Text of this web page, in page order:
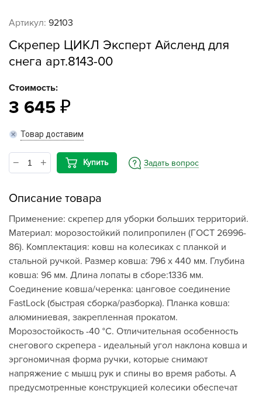
Артикул: 92103
Скрепер ЦИКЛ Эксперт Айсленд для
снега арт.8143-00
Стоимость:
3 645
Товар доставим
Купить Задать вопрос
Описание товара
Применение: скрепер для уборки больших территорий.
Материал: морозостойкий полипропилен (ГОСТ 26996-
86). Комплектация: ковш на колесиках с планкой и
стальной ручкой. Размер ковша: 796 х 440 мм. Глубина
ковша: 96 мм. Длина лопаты в сборе:1336 мм.
Соединение ковша/черенка: цанговое соединение
FastLock (быстрая сборка/разборка). Планка ковша:
алюминиевая, закрепленная прокатом.
Морозостойкость -40 °C. Отличительная особенность
снегового скрепера - идеальный угол наклона ковша и
эргономичная форма ручки, которые снимают
напряжение с мышц рук и спины во время работы. А
предусмотренные конструкцией колесики обеспечат